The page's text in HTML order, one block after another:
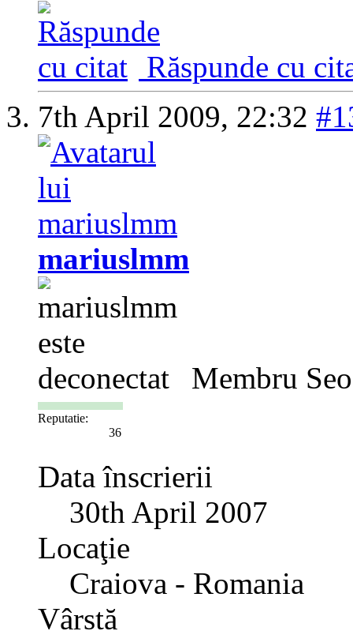
Răspunde cu
7th April 2009, 22:32
mariuslmm
Membru
Reputatie:
36
Data înscrierii
30th April 2007
Locaţie
Craiova - Romania
Vârstă